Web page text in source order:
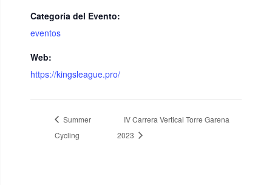
Categoría del Evento:
eventos
Web:
https://kingsleague.pro/
Summer
Cycling
IV Carrera Vertical Torre Garena
2023